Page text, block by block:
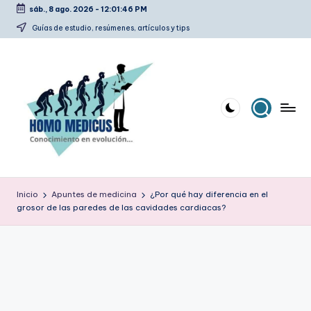
Saltar
sáb., 8 ago. 2026 - 12:01:47 PM
Guías de estudio, resúmenes, artículos y tips
o
m
estudio,
Inicio Apuntes de medicina
¿Por qué hay diferencia en el
grosor de las paredes de las cavidades cardiacas?